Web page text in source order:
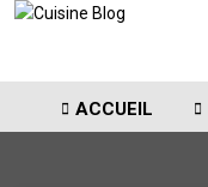
ACCUEIL